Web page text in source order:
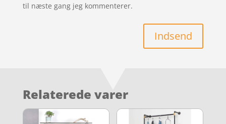
til næste gang jeg kommenterer.
Indsend
Relaterede varer